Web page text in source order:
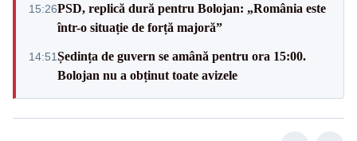
15:26PSD, replică dură pentru Bolojan: „România este
într-o situație de forță majoră”
14:51Ședința de guvern se amână pentru ora 15:00.
Bolojan nu a obținut toate avizele